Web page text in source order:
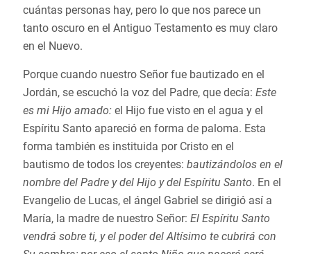
cuántas personas hay, pero lo que nos parece un
tanto oscuro en el Antiguo Testamento es muy claro
en el Nuevo.
Porque cuando nuestro Señor fue bautizado en el
Jordán, se escuchó la voz del Padre, que decía: Este
es mi Hijo amado: el Hijo fue visto en el agua y el
Espíritu Santo apareció en forma de paloma. Esta
forma también es instituida por Cristo en el
bautismo de todos los creyentes: bautizándolos en el
nombre del Padre y del Hijo y del Espíritu Santo. En el
Evangelio de Lucas, el ángel Gabriel se dirigió así a
María, la madre de nuestro Señor: El Espíritu Santo
vendrá sobre ti, y el poder del Altísimo te cubrirá con